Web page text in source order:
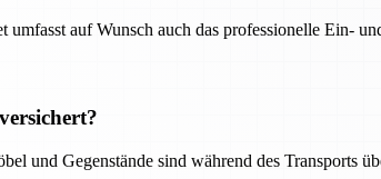
umfasst auf Wunsch auch das professionelle Ein-
und Gegenstände sind während des Transports